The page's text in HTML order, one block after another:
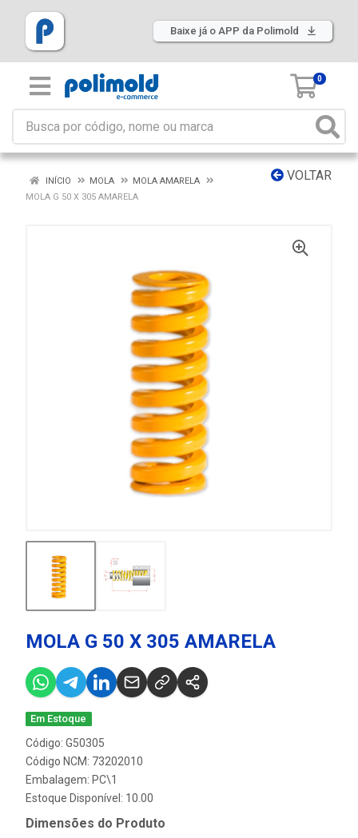
Baixe já o APP da Polimold
0
VOLTAR
INÍCIO MOLA
MOLA AMARELA
MOLA G 50 X 305 AMARELA
MOLA G 50 X 305 AMARELA
Em Estoque
Código: G50305
Código NCM: 73202010
Embalagem: PC\1
Estoque Disponível: 10.00
Dimensões do Produto